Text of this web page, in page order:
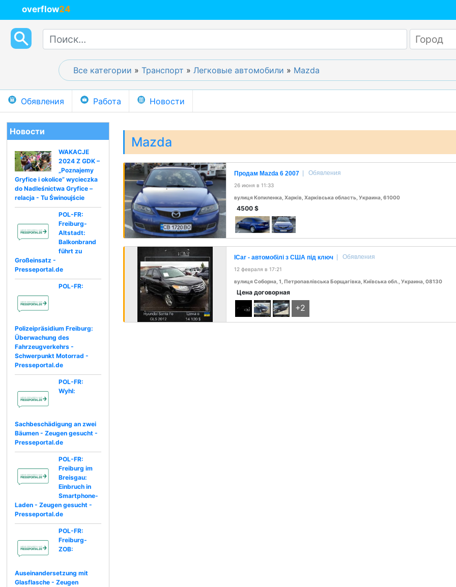
overflow24
Все категории » Транспорт » Легковые автомобили » Mazda
Обявления Работа Новости
Новости
WAKACJE
2024 Z GDK –
„Poznajemy
Gryfice i okolice” wycieczka
do Nadleśnictwa Gryfice –
relacja - Tu Świnoujście
POL-FR:
Freiburg-
Altstadt:
Balkonbrand
führt zu
Großeinsatz -
Presseportal.de
POL-FR:
Polizeipräsidium Freiburg:
Überwachung des
Fahrzeugverkehrs -
Schwerpunkt Motorrad -
Presseportal.de
POL-FR:
Wyhl:
Sachbeschädigung an zwei
Bäumen - Zeugen gesucht -
Presseportal.de
POL-FR:
Freiburg im
Breisgau:
Einbruch in
Smartphone-
Laden - Zeugen gesucht -
Presseportal.de
POL-FR:
Freiburg-
ZOB:
Auseinandersetzung mit
Glasflasche - Zeugen
Mazda
Продам Mazda 6 2007 Обявления
26 июня в 11:33
вулиця Копиленка, Харків, Харківська область, Украина, 61000
4500 $
ICar - автомобілі з США під ключ Обявления
12 февраля в 17:21
вулиця Соборна, 1, Петропавлівська Борщагівка, Київська обл., Украина, 08130
Цена договорная
+2